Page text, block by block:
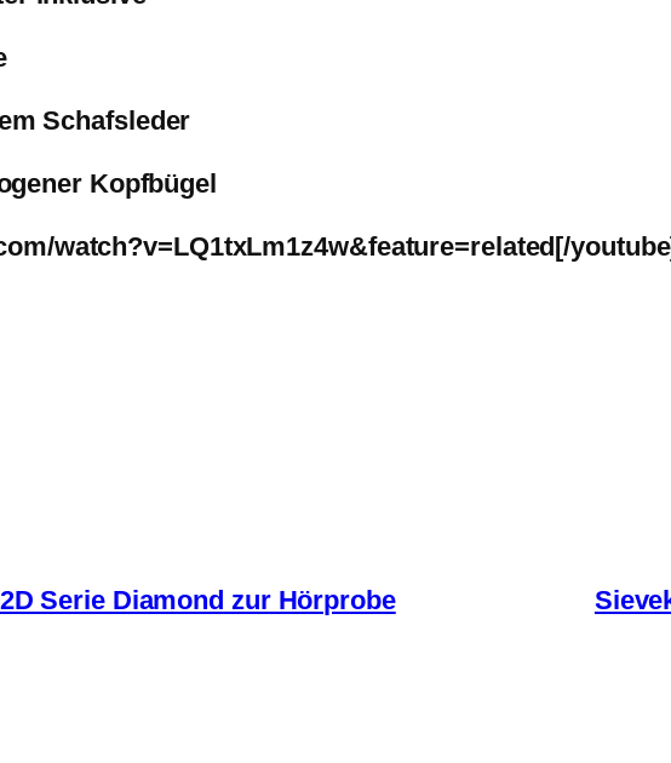
Schafsleder
Kopfbügel
watch?v=LQ1txLm1z4w&feature=related[/
Serie Diamond zur Hörprobe